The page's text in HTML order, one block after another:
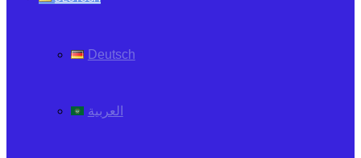
Deutsch
العربية